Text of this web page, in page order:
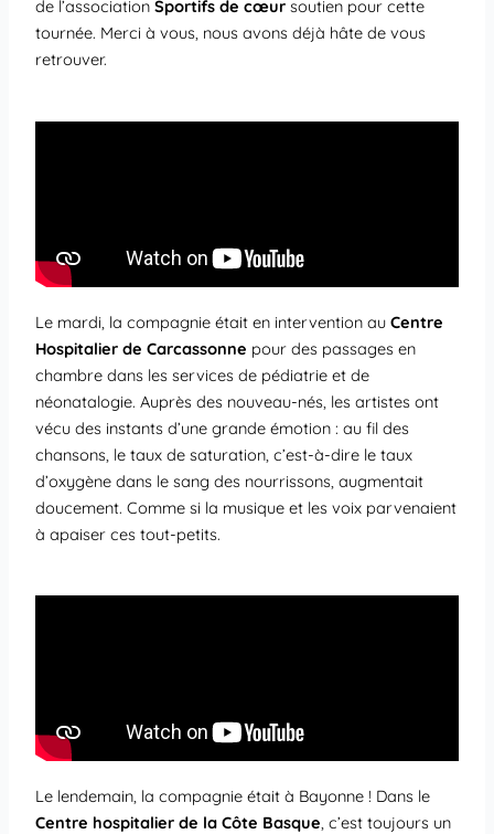
de l’association Sportifs de cœur soutien pour cette
tournée. Merci à vous, nous avons déjà hâte de vous
retrouver.
Le mardi, la compagnie était en intervention auCentre
Hospitalier de Carcassonne pour des passages en
chambre dans les services de pédiatrie et de
néonatalogie. Auprès des nouveau-nés, les artistes ont
vécu des instants d’une grande émotion : au fil des
chansons, le taux de saturation, c’est-à-dire le taux
d’oxygène dans le sang des nourrissons, augmentait
doucement. Comme si la musique et les voix parvenaient
à apaiser ces tout-petits.
Le lendemain, la compagnie était à Bayonne ! Dans le
Centre hospitalier de la Côte Basque, c’est toujours un